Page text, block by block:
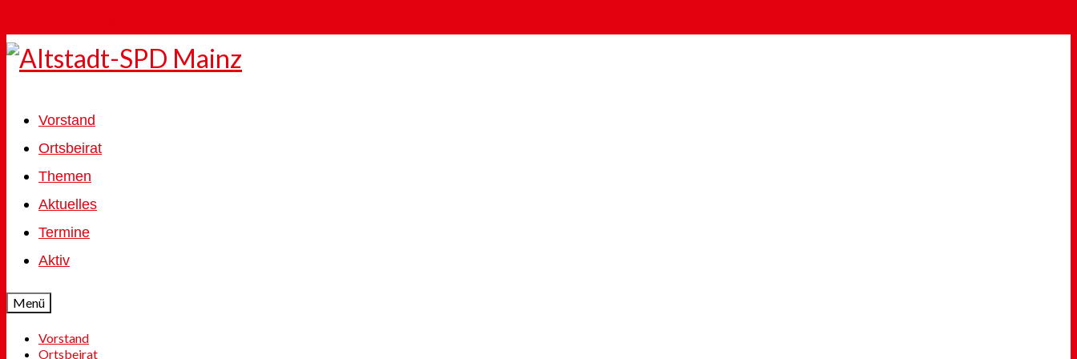
Vorstand
Ortsbeirat
Themen
Aktuelles
Termine
Aktiv
Menü
Vorstand
Ortsbeirat